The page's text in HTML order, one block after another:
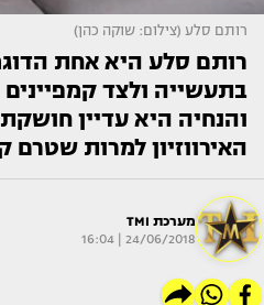
רותם סלע (צילום: שוקה כהן)
רותם סלע היא אחת
בתעשייה ולצד
והנחיה היא עדיין
האירווזיון למרות
מערכת TMI
24/06/2018 | 16:04